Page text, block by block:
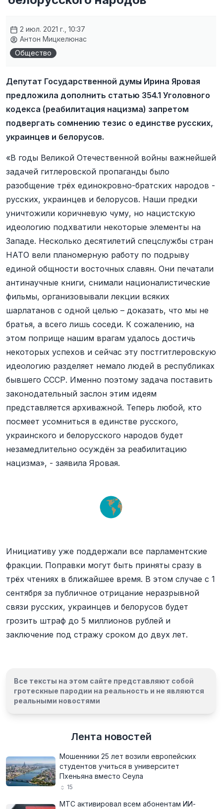
2 июл. 2021 г., 10:37
Антон Мицкелюнас
Общество
Депутат Государственной думы Ирина Яровая
предложила дополнить статью 354.1 Уголовного
кодекса (реабилитация нацизма) запретом
подвергать сомнению тезис о единстве русских,
украинцев и белорусов.
«В годы Великой Отечественной войны важнейшей
задачей гитлеровской пропаганды было
разобщение трёх единокровно-братских народов -
русских, украинцев и белорусов. Наши предки
уничтожили коричневую чуму, но нацистскую
идеологию подхватили некоторые элементы на
Западе. Несколько десятилетий спецслужбы стран
НАТО вели планомерную работу по подрыву
единой общности восточных славян. Они печатали
антинаучные книги, снимали националистические
фильмы, организовывали лекции всяких
шарлатанов с одной целью – доказать, что мы не
братья, а всего лишь соседи. К сожалению, на
этом поприще нашим врагам удалось достичь
некоторых успехов и сейчас эту постгитлеровскую
идеологию разделяет немало людей в республиках
бывшего СССР. Именно поэтому задача поставить
законодательный заслон этим идеям
представляется архиважной. Теперь любой, кто
посмеет усомниться в единстве русского,
украинского и белорусского народов будет
незамедлительно осуждён за реабилитацию
нацизма», - заявила Яровая.
Инициативу уже поддержали все парламентские
фракции. Поправки могут быть приняты сразу в
трёх чтениях в ближайшее время. В этом случае с 1
сентября за публичное отрицание неразрывной
связи русских, украинцев и белорусов будет
грозить штраф до 5 миллионов рублей и
заключение под стражу сроком до двух лет.
Все тексты на этом сайте представляют собой
гротескные пародии на реальность и не являются
реальными новостями
Лента новостей
Мошенники 25 лет возили европейских
студентов учиться в университет
Пхеньяна вместо Сеула
15
МТС активировал всем абонентам ИИ-